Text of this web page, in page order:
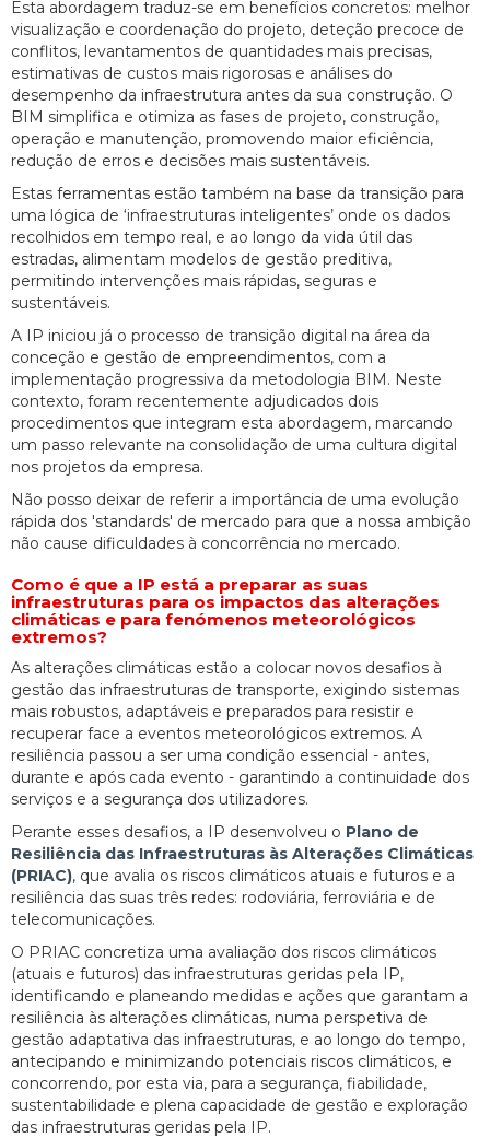
Esta abordagem traduz-se em benefícios concretos: melhor
visualização e coordenação do projeto, deteção precoce de
conflitos, levantamentos de quantidades mais precisas,
estimativas de custos mais rigorosas e análises do
desempenho da infraestrutura antes da sua construção. O
BIM simplifica e otimiza as fases de projeto, construção,
operação e manutenção, promovendo maior eficiência,
redução de erros e decisões mais sustentáveis.
Estas ferramentas estão também na base da transição para
uma lógica de ‘infraestruturas inteligentes’ onde os dados
recolhidos em tempo real, e ao longo da vida útil das
estradas, alimentam modelos de gestão preditiva,
permitindo intervenções mais rápidas, seguras e
sustentáveis.
A IP iniciou já o processo de transição digital na área da
conceção e gestão de empreendimentos, com a
implementação progressiva da metodologia BIM. Neste
contexto, foram recentemente adjudicados dois
procedimentos que integram esta abordagem, marcando
um passo relevante na consolidação de uma cultura digital
nos projetos da empresa.
Não posso deixar de referir a importância de uma evolução
rápida dos 'standards' de mercado para que a nossa ambição
não cause dificuldades à concorrência no mercado.
Como é que a IP está a preparar as suas
infraestruturas para os impactos das alterações
climáticas e para fenómenos meteorológicos
extremos?
As alterações climáticas estão a colocar novos desafios à
gestão das infraestruturas de transporte, exigindo sistemas
mais robustos, adaptáveis e preparados para resistir e
recuperar face a eventos meteorológicos extremos. A
resiliência passou a ser uma condição essencial - antes,
durante e após cada evento - garantindo a continuidade dos
serviços e a segurança dos utilizadores.
Perante esses desafios, a IP desenvolveu o Plano de
Resiliência das Infraestruturas às Alterações Climáticas
(PRIAC), que avalia os riscos climáticos atuais e futuros e a
resiliência das suas três redes: rodoviária, ferroviária e de
telecomunicações.
O PRIAC concretiza uma avaliação dos riscos climáticos
(atuais e futuros) das infraestruturas geridas pela IP,
identificando e planeando medidas e ações que garantam a
resiliência às alterações climáticas, numa perspetiva de
gestão adaptativa das infraestruturas, e ao longo do tempo,
antecipando e minimizando potenciais riscos climáticos, e
concorrendo, por esta via, para a segurança, fiabilidade,
sustentabilidade e plena capacidade de gestão e exploração
das infraestruturas geridas pela IP.